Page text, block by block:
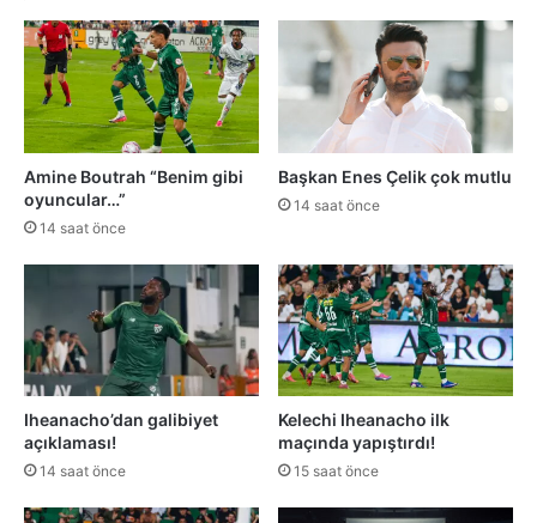
Amine Boutrah “Benim gibi
oyuncular…”
14 saat önce
Başkan Enes Çelik çok mutlu
14 saat önce
Iheanacho’dan galibiyet
açıklaması!
14 saat önce
Kelechi Iheanacho ilk
maçında yapıştırdı!
15 saat önce